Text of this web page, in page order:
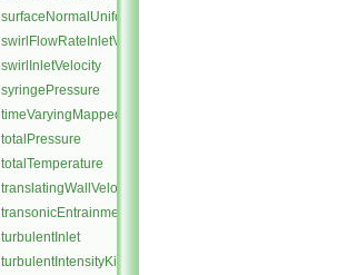
surfaceNormalUniformFixedValue
swirlFlowRateInletVelocity
swirlInletVelocity
syringePressure
timeVaryingMappedFixedValue
totalPressure
totalTemperature
translatingWallVelocity
transonicEntrainmentPressure
turbulentInlet
turbulentIntensityKineticEnergyInlet